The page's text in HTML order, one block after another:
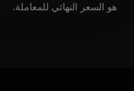
هو السعر النهائي للمعاملة.